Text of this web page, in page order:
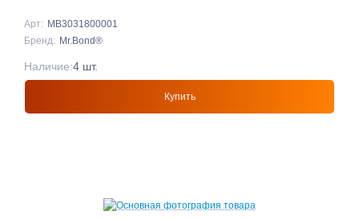
Арт: MB3031800001
Бренд: Mr.Bond®
Купить
Наличие:4 шт.